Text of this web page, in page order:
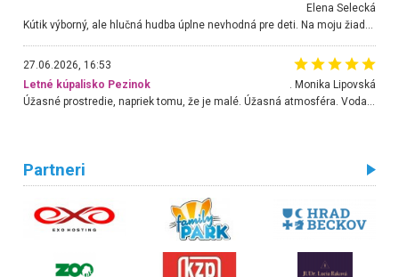
Elena Selecká
27.06.2026, 16:53
Letné kúpalisko Pezinok
. Monika Lipovská
Úžasné prostredie, napriek tomu, že je malé. Úžasná atmosféra. Voda fantastická a nádherná. Ľudí je pomerne veľa, ale su mili a ohľaduplní. Je veľmi zaujímavé sledovať, ako dokážu spolu športovať cudzí ľudia a bez ohľadu na vek. Vládne tu pohoda. Vnuka neviem dostať z vody. Ďakujem za krásny deň . Urcite sa sem vrátim. Jediný problém je s parkovaním, ale aj ten sa mi podarilo vyriešiť. Monika Bratislava
Partneri